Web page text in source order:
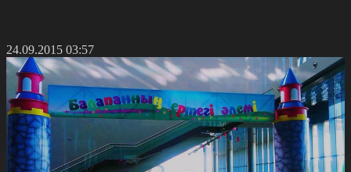
24.09.2015 03:57